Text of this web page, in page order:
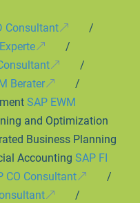
Consultant
/
/
/
Berater
/
SAP EWM
and Optimization
Business Planning
Accounting SAP FI
CO Consultant
/
/